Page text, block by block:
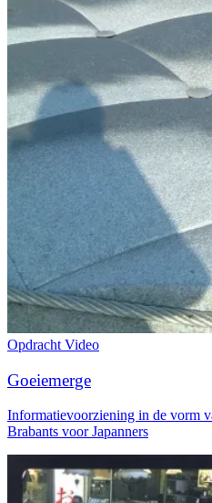
Opdracht Video
Goeiemerge
Informatievoorziening in de vorm
Brabants voor Japanners